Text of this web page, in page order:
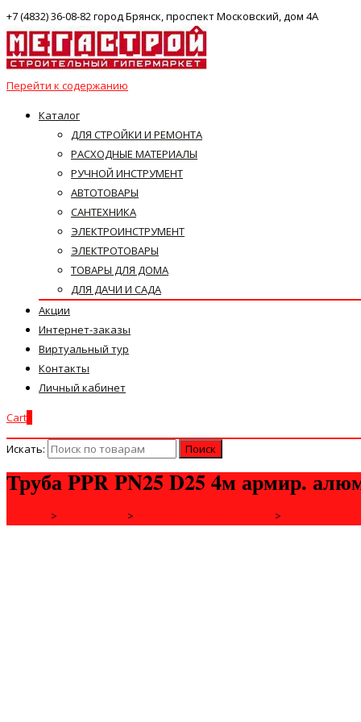
+7 (4832) 36-08-82 город Брянск, проспект Московский, дом 4А
Перейти к содержанию
Каталог
ДЛЯ СТРОЙКИ И РЕМОНТА
РАСХОДНЫЕ МАТЕРИАЛЫ
РУЧНОЙ ИНСТРУМЕНТ
АВТОТОВАРЫ
САНТЕХНИКА
ЭЛЕКТРОИНСТРУМЕНТ
ЭЛЕКТРОТОВАРЫ
ТОВАРЫ ДЛЯ ДОМА
ДЛЯ ДАЧИ И САДА
Акции
Интернет-заказы
Виртуальный тур
Контакты
Личный кабинет
Cart
Искать:
Труба PPR PN25 D25 4м армир.
> > >